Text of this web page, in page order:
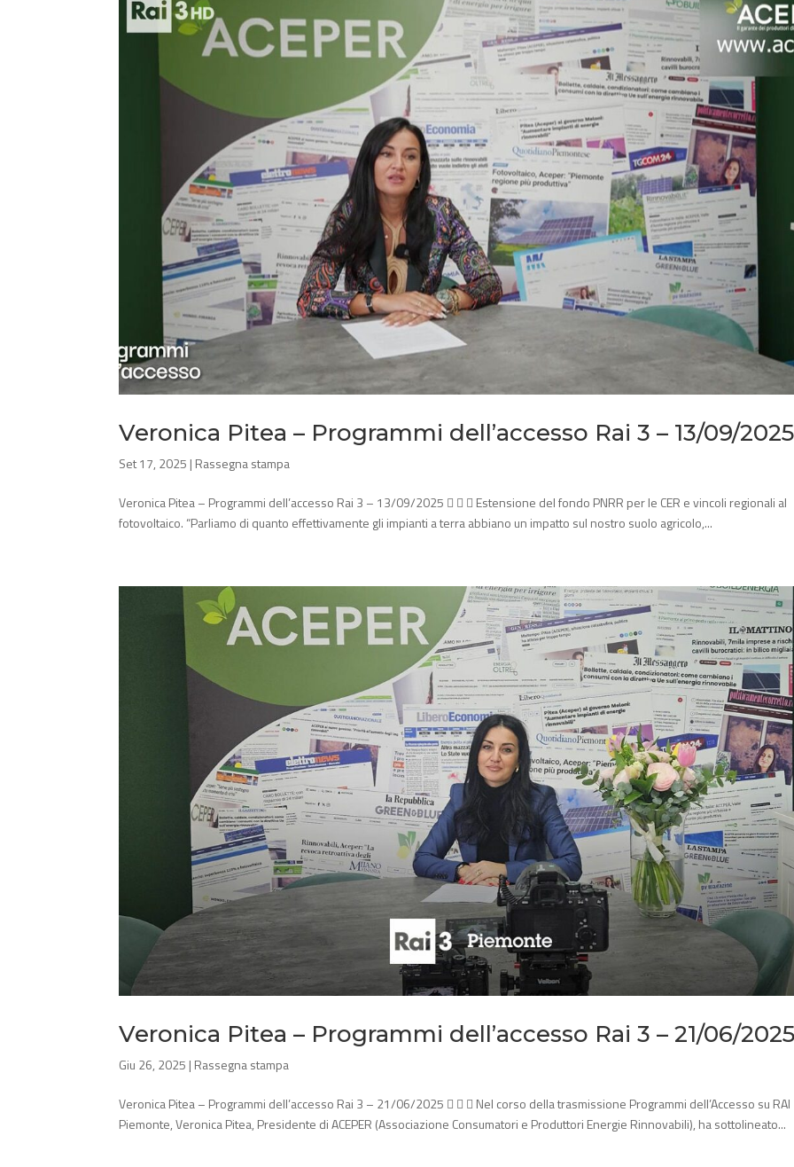
Veronica Pitea – Programmi dell’accesso Rai 3 – 13/09/2025
Set 17, 2025 | Rassegna stampa
Veronica Pitea – Programmi dell’accesso Rai 3 – 13/09/2025    Estensione del fondo PNRR per le CER e vincoli regionali al
fotovoltaico. “Parliamo di quanto effettivamente gli impianti a terra abbiano un impatto sul nostro suolo agricolo,...
Veronica Pitea – Programmi dell’accesso Rai 3 – 21/06/
Giu 26, 2025 | Rassegna stampa
Veronica Pitea – Programmi dell’accesso Rai 3 – 21/06/2025    Nel corso della trasmissione Programmi dell’Accesso su RAI
Piemonte, Veronica Pitea, Presidente di ACEPER (Associazione Consumatori e Produttori Energie Rinnovabili), ha sottolineato...